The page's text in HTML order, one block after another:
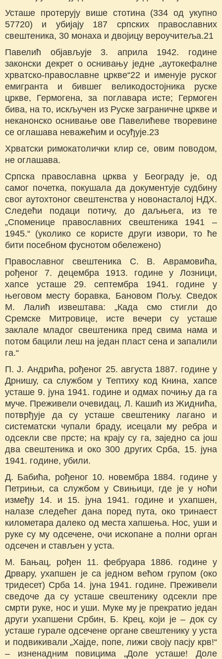
Усташе протерују више стотина (334 од укупно
57720) и убијају 187 српских православних
свештеника, 30 монаха и двојицу вероучитеља.21
Павелић објављује 3. априла 1942. године
законски декрет о оснивању једне „аутокефалне
хрватско-православне цркве“22 и именује руског
емигранта и бившег великодостојника руске
цркве, Гермогена, за поглавара исте; Гермоген
бива, на то, искључен из Руске заграничне цркве и
неканонско оснивање ове Павелићеве творевине
се оглашава неважећим и осуђује.23
Хрватски римокатолички клир се, овим поводом,
не оглашава.
Српска православна црква у Београду је, од
самог почетка, покушала да документује судбину
свог аутохтоног свештенства у новонасталој НДХ.
Следећи подаци потичу, до даљњега, из те
„Споменице православних свештеника 1941 –
1945.“ (уколико се користе други извори, то ће
бити посебном фуснотом обележено)
Православног свештеника С. В. Аврамовића,
рођеног 7. децембра 1913. године у Лозници,
хапсе усташе 29. септембра 1941. године у
његовом месту боравка, Бановом Пољу. Сведок
М. Лалић извештава: „Када смо стигли до
Сремске Митровице, исте вечери су усташе
заклале младог свештеника пред свима нама и
потом бацили леш на један пласт сена и запалили
га.“
П. Ј. Андрића, рођеног 25. августа 1887. године у
Дрнишу, са службом у Тептиху код Книна, хапсе
усташе 9. јуна 1941. године и одмах почињу да га
муче. Преживели очевидац, Л. Кашић из Жиднића,
потврђује да су усташе свештенику лагано и
систематски чупали браду, исецали му ребра и
одсекли све прсте; на крају су га, заједно са још
два свештеника и око 300 других Срба, 15. јуна
1941. године, убили.
Д. Бабића, рођеног 10. новембра 1884. године у
Петрињи, са службом у Свињици, где је у ноћи
између 14. и 15. јуна 1941. године и ухапшен,
налазе следећег дана поред пута, око тринаест
километара далеко од места хапшења. Нос, уши и
руке су му одсечене, очи ископане а полни орган
одсечен и стављен у уста.
М. Бањац, рођен 11. фебруара 1886. године у
Дрвару, ухапшен је са једном већом групом (око
тридесет) Срба 14. јуна 1941. године. Преживели
сведоче да су усташе свештенику одсекли пре
смрти руке, нос и уши. Муке му је прекратио један
други ухапшени Србин, Б. Крец, који је – док су
усташе гурале одсечене органе свештенику у уста
и подвикивали „Хајде, попе, лижи своју пасју крв!“
– изненадним повицима „Доле усташе! Доле